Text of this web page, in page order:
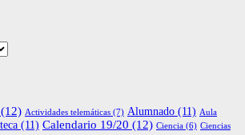
(12) Actividades telemáticas (7) Alumnado (11) Aula
(11) Calendario 19/20 (12) Ciencia (6) Ciencias